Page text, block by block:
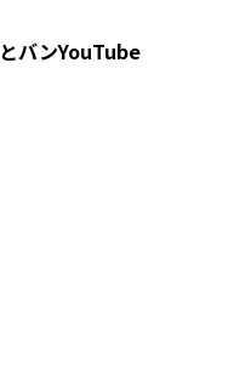
バンYouTube